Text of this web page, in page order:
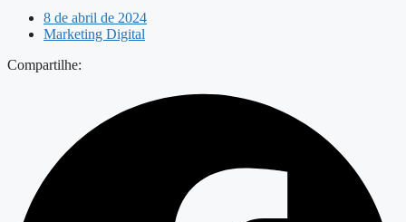
8 de abril de 2024
Marketing Digital
Compartilhe: